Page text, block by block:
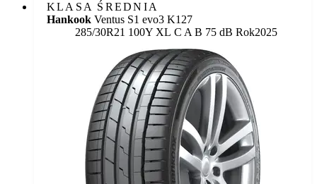
KLASA ŚREDNIA
Hankook Ventus S1 evo3 K127
285/30R21 100Y XL Etykieta:
C A B 75 dB Rok2025